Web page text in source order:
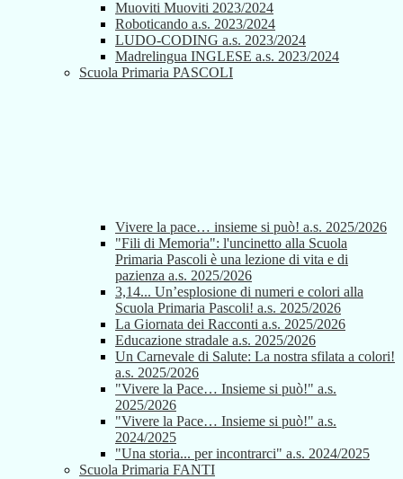
Muoviti Muoviti 2023/2024
Roboticando a.s. 2023/2024
LUDO-CODING a.s. 2023/2024
Madrelingua INGLESE a.s. 2023/2024
Scuola Primaria PASCOLI
Vivere la pace… insieme si può! a.s. 2025/2026
"Fili di Memoria": l'uncinetto alla Scuola
Primaria Pascoli è una lezione di vita e di
pazienza a.s. 2025/2026
3,14... Un’esplosione di numeri e colori alla
Scuola Primaria Pascoli! a.s. 2025/2026
La Giornata dei Racconti a.s. 2025/2026
Educazione stradale a.s. 2025/2026
Un Carnevale di Salute: La nostra sfilata a colori!
a.s. 2025/2026
"Vivere la Pace… Insieme si può!" a.s.
2025/2026
"Vivere la Pace… Insieme si può!" a.s.
2024/2025
"Una storia... per incontrarci" a.s. 2024/2025
Scuola Primaria FANTI